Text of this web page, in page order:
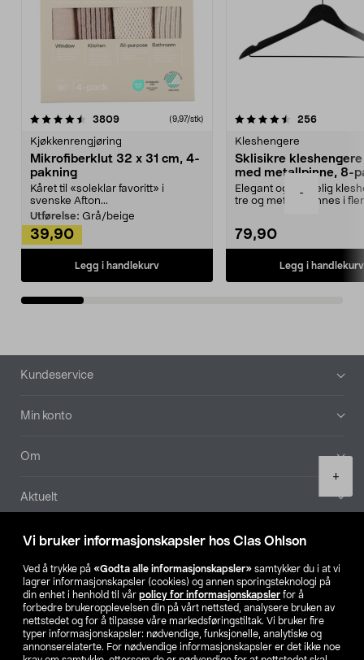
Vi bruker informasjonskapsler hos Clas Ohlson
Ved å trykke på «Godta alle informasjonskapsler» samtykker du i at vi
lagrer informasjonskapsler (cookies) og annen sporingsteknologi på
din enhet i henhold til vår policy for informasjonskapsler for å
forbedre brukeropplevelsen din på vårt nettsted, analysere bruken av
nettstedet og for å tilpasse våre markedsføringstiltak. Vi bruker fire
typer informasjonskapsler: nødvendige, funksjonelle, analytiske og
annonserelaterte. For nødvendige informasjonskapsler er det ikke noe
-
+
3809anmeldelser(9,97/stk)
Kjøkkenrengjøring
Mikrofiberklut 32 x 31 cm, 4-
pakning
Kåret til «soleklar favoritt» i
svenske Afton...
Utførelse: Grå/beige
39,90
Legg i handlekurv
4.5av 5 stjerner 256
Kleshengere
Sklisikre
med metallpinne, 8-
Elegant og skikkelig
tre og metall – finnes i
79,90
Legg i handlekurv
4.5av 5 stjerner
Bunntekst
Kundeservice
Min konto
Om
Aktuelt
Våre selskaper
Finn din butikk
SE NO FI